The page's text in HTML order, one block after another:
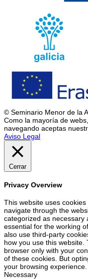
© Seminario Menor de la
Como la mayoría de
navegando aceptas
Aviso Legal
Cerrar
Privacy Overview
This website uses
navigate through the
categorized as necessary
essential for the working
also use third-party
how you use this
browser only with your
of these cookies. But
your browsing experience.
Necessary